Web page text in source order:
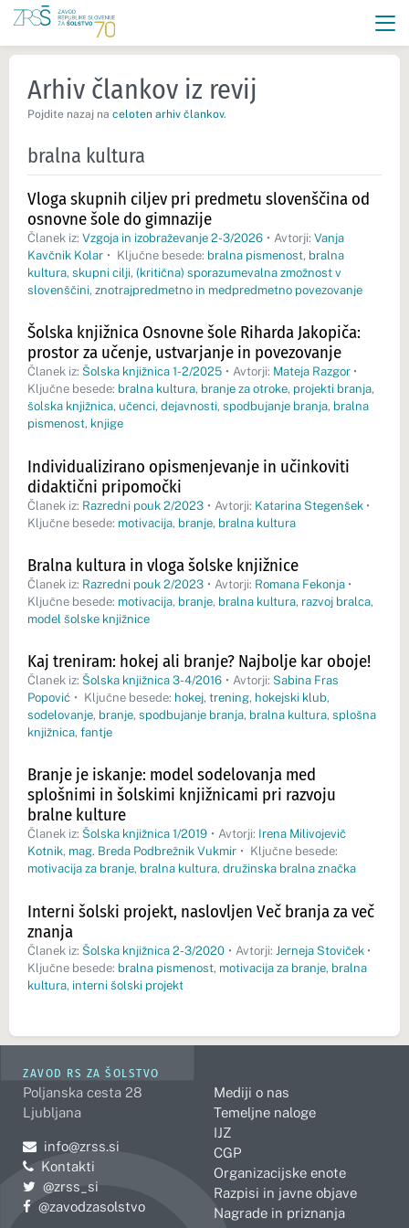
Arhiv člankov iz revij
Pojdite nazaj na celoten arhiv člankov.
bralna kultura
Vloga skupnih ciljev pri predmetu slovenščina od
osnovne šole do gimnazije
Članek iz: Vzgoja in izobraževanje 2-3/2026 • Avtorji: Vanja
Kavčnik Kolar • Ključne besede: bralna pismenost, bralna
kultura, skupni cilji, (kritična) sporazumevalna zmožnost v
slovenščini, znotrajpredmetno in medpredmetno povezovanje
Šolska knjižnica Osnovne šole Riharda Jakopiča:
prostor za učenje, ustvarjanje in povezovanje
Članek iz: Šolska knjižnica 1-2/2025 • Avtorji: Mateja Razgor •
Ključne besede: bralna kultura, branje za otroke, projekti branja,
šolska knjižnica, učenci, dejavnosti, spodbujanje branja, bralna
pismenost, knjige
Individualizirano opismenjevanje in učinkoviti
didaktični pripomočki
Članek iz: Razredni pouk 2/2023 • Avtorji: Katarina Stegenšek •
Ključne besede: motivacija, branje, bralna kultura
Bralna kultura in vloga šolske knjižnice
Članek iz: Razredni pouk 2/2023 • Avtorji: Romana Fekonja •
Ključne besede: motivacija, branje, bralna kultura, razvoj bralca,
model šolske knjižnice
Kaj treniram: hokej ali branje? Najbolje kar oboje!
Članek iz: Šolska knjižnica 3-4/2016 • Avtorji: Sabina Fras
Popović • Ključne besede: hokej, trening, hokejski klub,
sodelovanje, branje, spodbujanje branja, bralna kultura, splošna
knjižnica, fantje
Branje je iskanje: model sodelovanja med
splošnimi in šolskimi knjižnicami pri razvoju
bralne kulture
Članek iz: Šolska knjižnica 1/2019 • Avtorji: Irena Milivojevič
Kotnik, mag. Breda Podbrežnik Vukmir • Ključne besede:
motivacija za branje, bralna kultura, družinska bralna značka
Interni šolski projekt, naslovljen Več branja za več
znanja
Članek iz: Šolska knjižnica 2-3/2020 • Avtorji: Jerneja Stoviček •
Ključne besede: bralna pismenost, motivacija za branje, bralna
kultura, interni šolski projekt
ZAVOD RS ZA ŠOLSTVO
Poljanska cesta 28
Ljubljana
Pošljite e-mail na
info@zrss.si
Kontakti
Pojdite na Twitter:
@zrss_si
Pojdite na Facebook:
@zavodzasolstvo
Mediji o nas
Temeljne naloge
IJZ
CGP
Organizacijske enote
Razpisi in javne objave
Nagrade in priznanja